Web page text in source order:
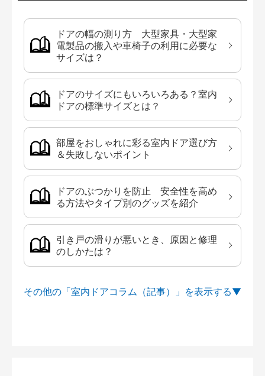
ドアの幅の測り方 大型家具・大型家
電製品の搬入や車椅子の利用に必要な
サイズは？
ドアのサイズにもいろいろある？室内
ドアの標準サイズとは？
部屋をおしゃれに彩る室内ドア選び方
＆失敗しないポイント
ドアのぶつかりを防止 安全性を高め
る方法やタイプ別のグッズを紹介
引き戸の滑りが悪いとき、原因と修理
のしかたは？
その他の「室内ドアコラム（記事）」を